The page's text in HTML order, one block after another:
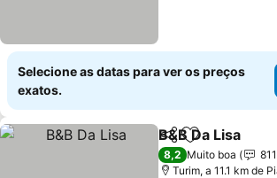
Selecione as datas para ver os preços
exatos.
PartilharAdicionar
B&B Da Lisa
8,2 Muito boa
811
Turim, a 11.1 km de